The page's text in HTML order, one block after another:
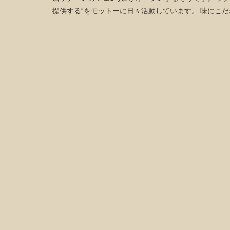
提供する”をモットーに日々活動しています。 味にこ